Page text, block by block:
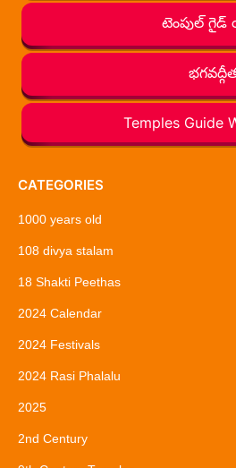
టెంపుల్
Temples Guide
CATEGORIES
1000 years old
108 divya stalam
18 Shakti Peethas
2024 Calendar
2024 Festivals
2024 Rasi Phalalu
2025
2nd Century